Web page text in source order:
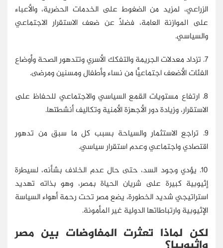
الزراعي، لمزيد من الضغوط على الخدمات الحضرية، والأعباء
على الموازنة العامة، فضلًا عن ضعف الاستقرار الاجتماعي
والسياسي.
7. تزداد معدلات الجريمة والتفكك الأسري وتتدهور الصحة وأوضاع
الفئات الأضعف اجتماعيًّا من نساء وأطفال ومسنين ومرضى.
8. ارتفاع مستويات القمع السياسي والاجتماعي للحفاظ على
الاستقرار، وزيادة دور الأجهزة الأمنية وتكاليف أنشطتها.
9. تراجع الاستثمار والسياحة بسبب كل ما سبق من تدهور
اقتصادي واجتماعي وعدم استقرار سياسي.
10. يؤدي وجود السد، حتى حال عدم الخلاف بشأنه، لسيطرة
إثيوبية كبيرة على شريان الحياة بمصر، وهو بذاته تهديد
استراتيجي شديد الخطورة، يضع مصر تحت رحمة أهواء السياسة
الإثيوبية وارتباطاتها الدولية غير المأمونة.
لكن لماذا تعثرت المفاوضات بين مصر